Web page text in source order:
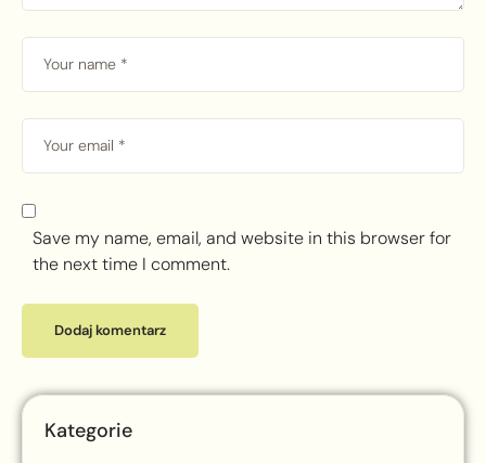
Save my name, email, and website in this browser for
the next time I comment.
Kategorie